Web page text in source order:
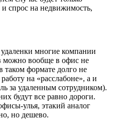
и спрос на недвижимость,
многие компании
можно вообще в офис не
формате долго не
на «расслабоне», а и
за удаленным сотрудником).
будут все равно дороги.
улья, этакий аналог
но дешево.